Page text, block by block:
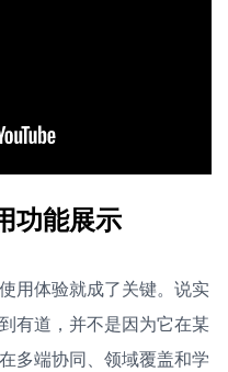
功能展示
用体验就成了关键。说实
有道，并不是因为它在某
多端协同、领域覆盖和学